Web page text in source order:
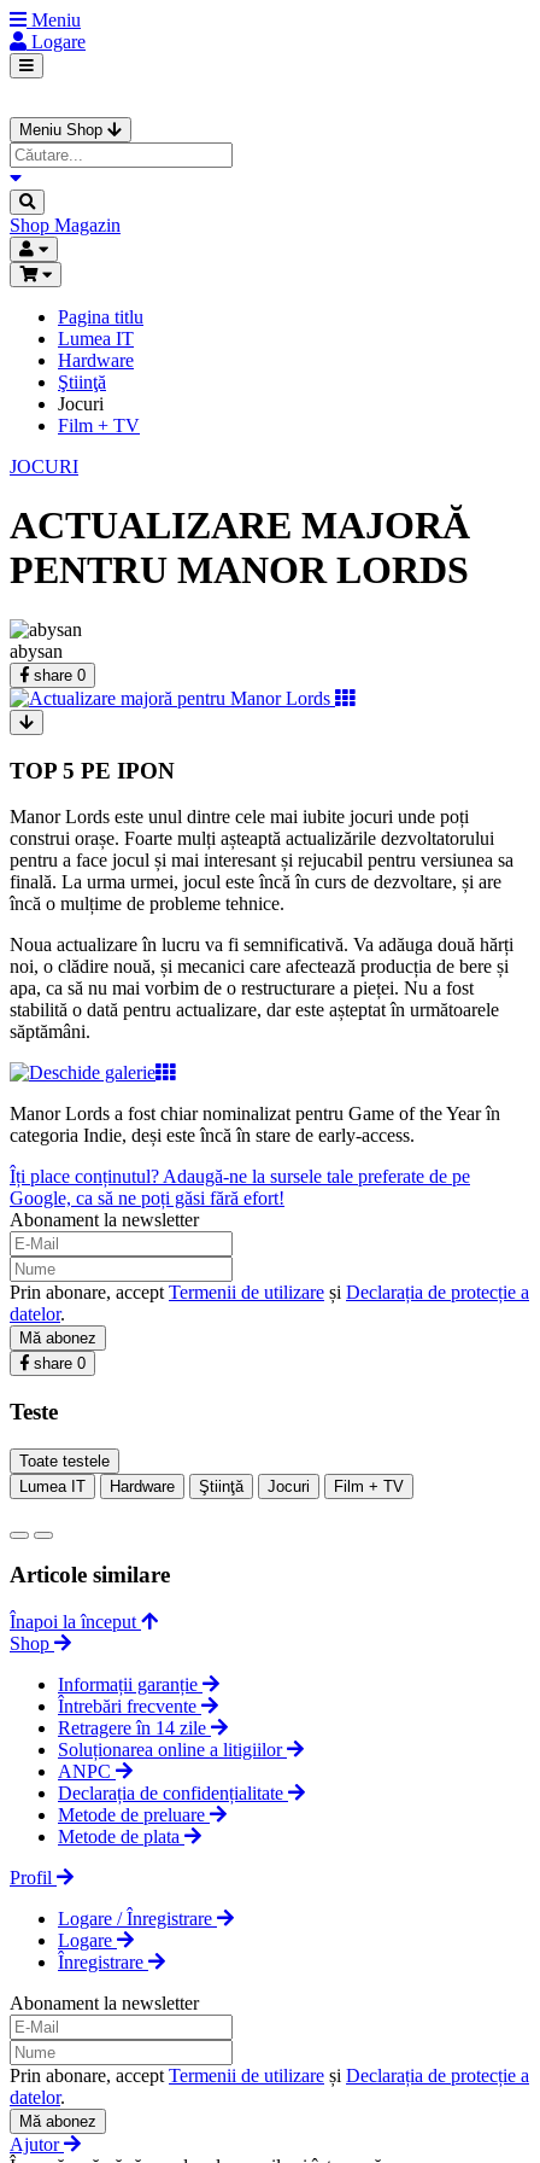
Meniu
Logare
Meniu Shop
Shop Magazin
Pagina titlu
Lumea IT
Hardware
Ştiinţă
Jocuri
Film + TV
JOCURI
ACTUALIZARE MAJORĂ
PENTRU MANOR LORDS
abysan
share 0
TOP 5 PE IPON
Manor Lords este unul dintre cele mai iubite jocuri unde poți
construi orașe. Foarte mulți așteaptă actualizările dezvoltatorului
pentru a face jocul și mai interesant și rejucabil pentru versiunea sa
finală. La urma urmei, jocul este încă în curs de dezvoltare, și are
încă o mulțime de probleme tehnice.
Noua actualizare în lucru va fi semnificativă. Va adăuga două hărți
noi, o clădire nouă, și mecanici care afectează producția de bere și
apa, ca să nu mai vorbim de o restructurare a pieței. Nu a fost
stabilită o dată pentru actualizare, dar este așteptat în următoarele
săptămâni.
Manor Lords a fost chiar nominalizat pentru Game of the Year în
categoria Indie, deși este încă în stare de early-access.
Îți place conținutul? Adaugă-ne la sursele tale preferate de pe
Google, ca să ne poți găsi fără efort!
Abonament la newsletter
Prin abonare, accept Termenii de utilizare și Declarația de protecție a
datelor.
Mă abonez
share 0
Teste
Toate testele
Lumea IT
Hardware Ştiinţă Jocuri Film + TV
Articole similare
Înapoi la început
Shop
Informații garanție
Întrebări frecvente
Retragere în 14 zile
Soluționarea online a litigiilor
ANPC
Declarația de confidențialitate
Metode de preluare
Metode de plata
Profil
Logare / Înregistrare
Logare
Înregistrare
Abonament la newsletter
Prin abonare, accept Termenii de utilizare și Declarația de protecție a
datelor.
Mă abonez
Ajutor